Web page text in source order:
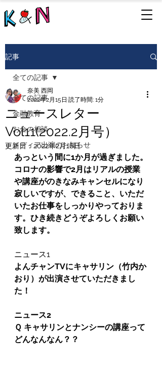
記事
全ての記事
金融教育
お金の相談
メディア出演のお知らせ
全ての記事
ニュースレター
Vol11(2022.2月号）
奈美 西岡
2022年2月15日 読了時間: 1分
更新日：2022年2月16日
あっという間に1か月が過ぎました。
コロナの影響で2月はリアルの授業
や講座がのきなみキャンセルになり
寂しいですが、できること、いただ
いたお仕事をしっかりやっておりま
す。ひき続きどうぞよろしくお願い
致します。
ニュース1
よんチャンTVにキャサリン（竹内か
おり）が出演させていただきまし
た！
ニュース2
Ｑ キャサリンとナンシーの講座って
どんなんなん？？